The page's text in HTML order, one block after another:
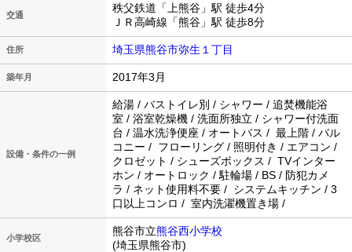
交通
秩父鉄道「上熊谷」駅 徒歩4分
ＪＲ高崎線「熊谷」駅 徒歩8分
住所 埼玉県熊谷市弥生１丁目
築年月 2017年3月
設備・条件の一例
給湯 / バストイレ別 / シャワー / 追焚機能浴
室 / 浴室乾燥機 / 洗面所独立 / シャワー付洗面
台 / 温水洗浄便座 / オートバス / 最上階 / バル
コニー / フローリング / 照明付き / エアコン /
クロゼット / シューズボックス / TVインター
ホン / オートロック / 駐輪場 / BS / 防犯カメ
ラ / ネット使用料不要 / システムキッチン / 3
口以上コンロ / 室内洗濯機置き場 /
小学校区
熊谷市立熊谷西小学校
(埼玉県熊谷市)